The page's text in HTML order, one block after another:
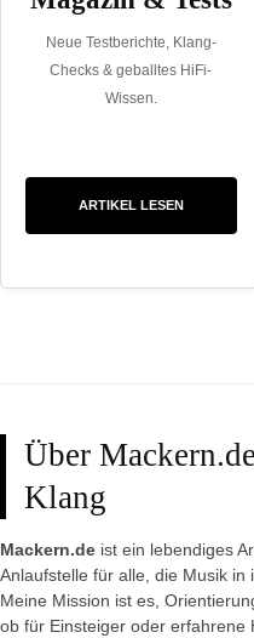
Neue Testberichte, Klang-
Checks & geballtes HiFi-
Wissen.
ARTIKEL LESEN
Über
Klang
Mackern.de ist ein lebendiges
Anlaufstelle für alle, die Musik
Meine Mission ist es,
ob für Einsteiger oder erfahrene